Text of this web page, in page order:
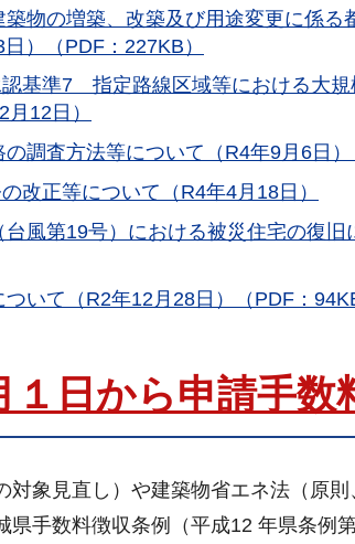
物の増築、改築及び用途変更に係
）（PDF：227KB）
基準7 指定路線区域等における大
12日）
調査方法等について（R4年9月6日）
改正等について（R4年4月18日）
風第19号）における被災住宅の復
いて（R2年12月28日）（PDF：
日から申請手数
対象見直し）や建築物省エネ法（原
手数料徴収条例（平成12 年県条例